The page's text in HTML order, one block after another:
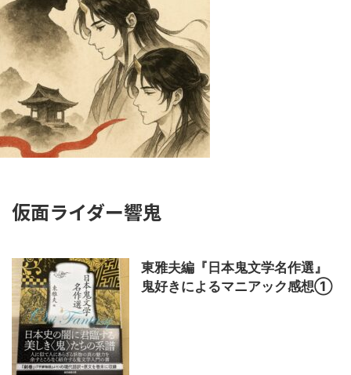
仮面ライダー響鬼
東雅夫編『日本鬼文学名作選』
鬼好きによるマニアック感想①